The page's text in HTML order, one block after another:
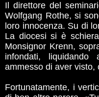
Il direttore del
Wolfgang Rothe, si
loro innocenza. Su di
La diocesi si è
Monsignor Krenn,
infondati,
ammesso di aver visto,
Fortunatamente, i